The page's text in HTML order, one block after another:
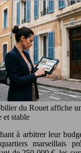
du Rouet affiche
et stable
à arbitrer leur
marseillais